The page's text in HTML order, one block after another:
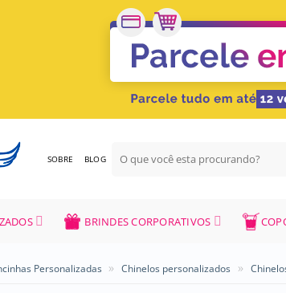
SOBRE BLOG
por:
BRINDES CORPORATIVOS
Personalizadas » Chinelos personalizados »